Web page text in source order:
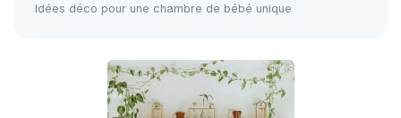
Idées déco pour une chambre de bébé unique